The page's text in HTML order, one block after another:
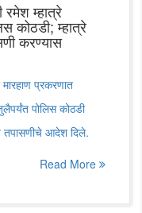
रमेश म्हात्रे
कोठडी; म्हात्रे
करण्यास
प्रकरणात
पोलिस कोठडी
तपासणीचे आदेश दिले.
Read More